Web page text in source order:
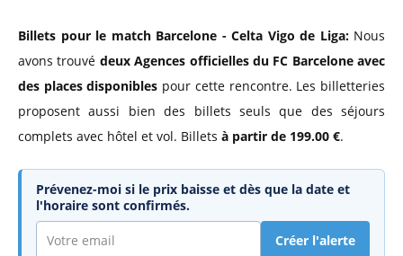
Billets pour le match Barcelone - Celta Vigo de Liga:Nous
avons trouvé deux Agences officielles du FC Barceloneavec
des places disponibles pour cette rencontre. Les billetteries
proposent aussi bien des billets seuls que des séjours
complets avec hôtel et vol. Billets à partir de 199.00 €.
Prévenez-moi si le prix baisse et dès que la date et
l'horaire sont confirmés.
Créer l'alerte